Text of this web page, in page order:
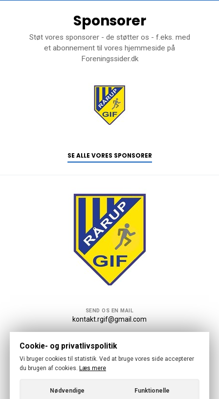
Sponsorer
Støt vores sponsorer - de støtter os - f.eks. med
et abonnement til vores hjemmeside på
Foreningssider.dk
SE ALLE VORES SPONSORER
SEND OS EN MAIL
kontakt.rgif@gmail.com
Følg os
Cookie- og privatlivspolitik
Vi bruger cookies til statistik. Ved at bruge vores side accepterer
du brugen af cookies. Læs mere
Nødvendige Funktionelle